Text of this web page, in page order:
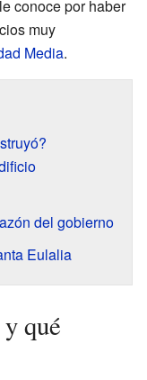
conoce por haber
muy
Media.
del gobierno
Eulalia
qué